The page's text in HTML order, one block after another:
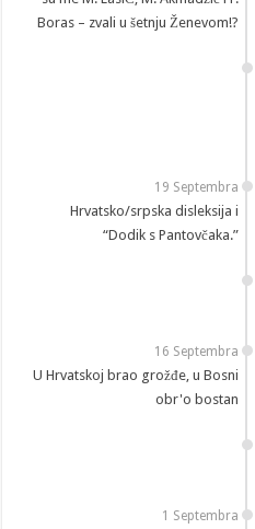
Boras – zvali u šetnju Ženevom!?
19 Septembra
Hrvatsko/srpska disleksija i
“Dodik s Pantovčaka.”
16 Septembra
U Hrvatskoj brao grožđe, u Bosni
obr'o bostan
1 Septembra